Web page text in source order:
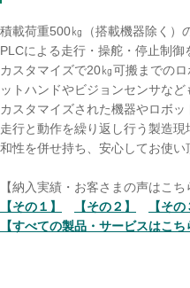
積載荷重500㎏（搭載機器除く）
PLCによる走行・操舵・停止制
カスタマイズで20㎏可搬までの
ットハンドやビジョンセンサな
カスタマイズされた機器やロボ
走行と動作を繰り返し行う製造
和性を併せ持ち、安心してお使い
【納入実績・お客さまの声はこち
【その１】
【その２】
【その
【すべての製品・サービスはこち